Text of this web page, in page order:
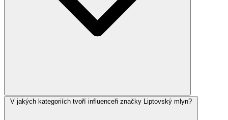
V jakých kategoriích tvoří influenceři značky Liptovský mlyn?